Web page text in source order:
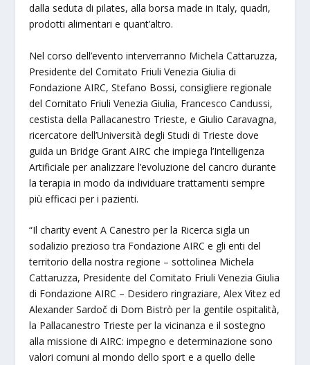
dalla seduta di pilates, alla borsa made in Italy, quadri,
prodotti alimentari e quant’altro.
Nel corso dell’evento interverranno Michela Cattaruzza,
Presidente del Comitato Friuli Venezia Giulia di
Fondazione AIRC, Stefano Bossi, consigliere regionale
del Comitato Friuli Venezia Giulia, Francesco Candussi,
cestista della Pallacanestro Trieste, e Giulio Caravagna,
ricercatore dell’Università degli Studi di Trieste dove
guida un Bridge Grant AIRC che impiega l’Intelligenza
Artificiale per analizzare l’evoluzione del cancro durante
la terapia in modo da individuare trattamenti sempre
più efficaci per i pazienti.
“Il charity event A Canestro per la Ricerca sigla un
sodalizio prezioso tra Fondazione AIRC e gli enti del
territorio della nostra regione – sottolinea Michela
Cattaruzza, Presidente del Comitato Friuli Venezia Giulia
di Fondazione AIRC – Desidero ringraziare, Alex Vitez ed
Alexander Sardoč di Dom Bistrò per la gentile ospitalità,
la Pallacanestro Trieste per la vicinanza e il sostegno
alla missione di AIRC: impegno e determinazione sono
valori comuni al mondo dello sport e a quello delle